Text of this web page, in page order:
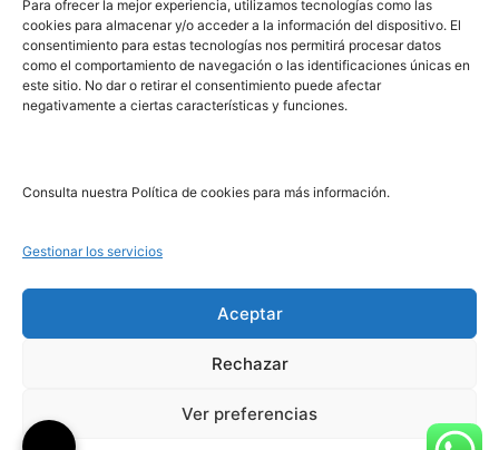
Para ofrecer la mejor experiencia, utilizamos tecnologías como las
cookies para almacenar y/o acceder a la información del dispositivo. El
consentimiento para estas tecnologías nos permitirá procesar datos
como el comportamiento de navegación o las identificaciones únicas en
este sitio. No dar o retirar el consentimiento puede afectar
negativamente a ciertas características y funciones.
Consulta nuestra Política de cookies para más información.
Gestionar los servicios
Aceptar
Rechazar
Ver preferencias
PRL | Films
PRL | Play
PRL | LAB
Noticias
Legal
Aviso Legal
Política de Cookies
Política de Privacidad